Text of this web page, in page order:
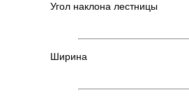
Угол наклона лестницы
Ширина